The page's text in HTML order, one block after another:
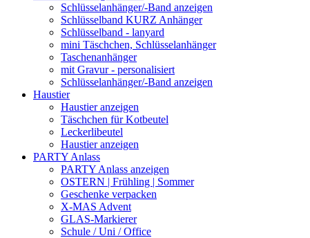
Schlüsselanhänger/-Band anzeigen
Schlüsselband KURZ Anhänger
Schlüsselband - lanyard
mini Täschchen, Schlüsselanhänger
Taschenanhänger
mit Gravur - personalisiert
Schlüsselanhänger/-Band anzeigen
Haustier
Haustier anzeigen
Täschchen für Kotbeutel
Leckerlibeutel
Haustier anzeigen
PARTY Anlass
PARTY Anlass anzeigen
OSTERN | Frühling | Sommer
Geschenke verpacken
X-MAS Advent
GLAS-Markierer
Schule / Uni / Office